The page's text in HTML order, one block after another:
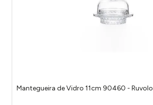
Mantegueira de Vidro 11cm 90460 - Ruvolo